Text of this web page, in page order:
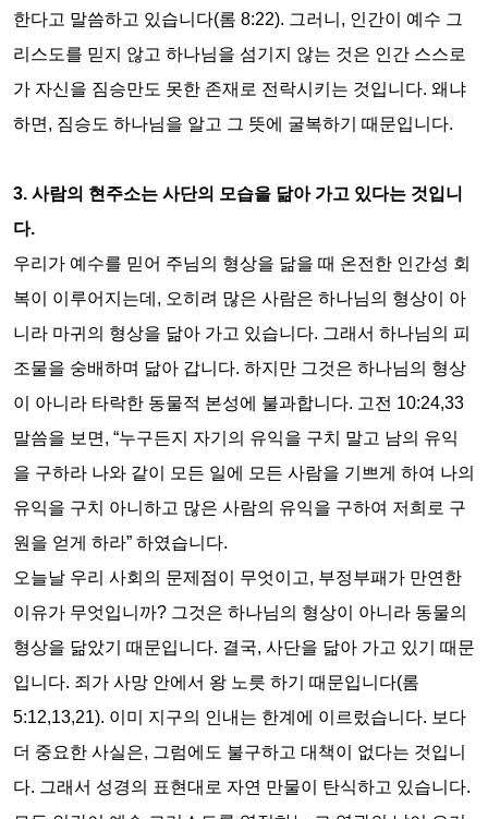
한다고 말씀하고 있습니다(롬 8:22). 그러니 , 인간이 예수 그
리스도를 믿지 않고 하나님을 섬기지 않는 것은 인간 스스로
가 자신을 짐승만도 못한 존재로 전락시키는 것입니다. 왜냐
하면 , 짐승도 하나님을 알고 그 뜻에 굴복하기 때문입니다.
3. 사람의 현주소는 사단의 모습을 닮아 가고 있다는 것입니
다.
우리가 예수를 믿어 주님의 형상을 닮을 때 온전한 인간성 회
복이 이루어지는데 , 오히려 많은 사람은 하나님의 형상이 아
니라 마귀의 형상을 닮아 가고 있습니다. 그래서 하나님의 피
조물을 숭배하며 닮아 갑니다. 하지만 그것은 하나님의 형상
이 아니라 타락한 동물적 본성에 불과합니다. 고전 10:24,33
말씀을 보면 , “누구든지 자기의 유익을 구치 말고 남의 유익
을 구하라 나와 같이 모든 일에 모든 사람을 기쁘게 하여 나의
유익을 구치 아니하고 많은 사람의 유익을 구하여 저희로 구
원을 얻게 하라” 하였습니다.
오늘날 우리 사회의 문제점이 무엇이고, 부정부패가 만연한
이유가 무엇입니까? 그것은 하나님의 형상이 아니라 동물의
형상을 닮았기 때문입니다. 결국, 사단을 닮아 가고 있기 때문
입니다. 죄가 사망 안에서 왕 노릇 하기 때문입니다(롬
5:12,13,21). 이미 지구의 인내는 한계에 이르렀습니다. 보다
더 중요한 사실은, 그럼에도 불구하고 대책이 없다는 것입니
다. 그래서 성경의 표현대로 자연 만물이 탄식하고 있습니다.